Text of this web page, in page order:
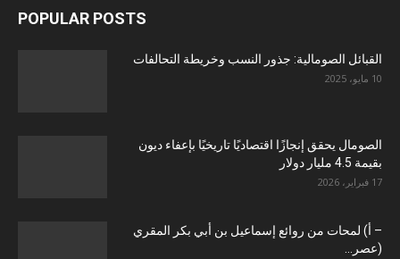
POPULAR POSTS
القبائل الصومالية: جذور النسب وخريطة التحالفات
10 مايو، 2025
الصومال يحقق إنجازًا اقتصاديًا تاريخيًا بإعفاء ديون
بقيمة 4.5 مليار دولار
17 فبراير، 2026
– أ) لمحات من روائع إسماعيل بن أبي بكر المقري
(عصر...